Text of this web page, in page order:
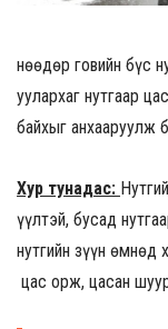
Өнөөдөр говийн бүс
уулархаг нутгаар
байхыг анхааруулж
Хур тунадас:
үүлтэй, бусад
нутгийн зүүн өмнөд
цас орж, цасан